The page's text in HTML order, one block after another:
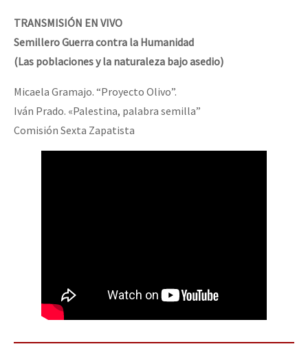
TRANSMISIÓN EN VIVO
Semillero Guerra contra la Humanidad
(Las poblaciones y la naturaleza bajo asedio)
Micaela Gramajo. “Proyecto Olivo”.
Iván Prado. «Palestina, palabra semilla”
Comisión Sexta Zapatista